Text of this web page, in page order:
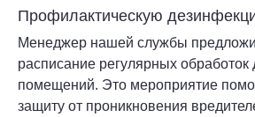
Профилактическую
Менеджер нашей службы
расписание регулярных
помещений. Это мероприятие
защиту от проникновения